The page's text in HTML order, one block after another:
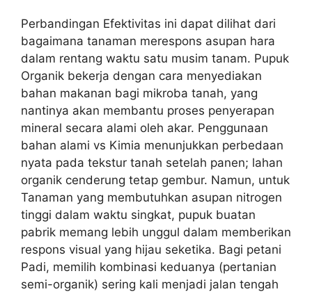
Perbandingan Efektivitas ini dapat dilihat dari
bagaimana tanaman merespons asupan hara
dalam rentang waktu satu musim tanam. Pupuk
Organik bekerja dengan cara menyediakan
bahan makanan bagi mikroba tanah, yang
nantinya akan membantu proses penyerapan
mineral secara alami oleh akar. Penggunaan
bahan alami vs Kimia menunjukkan perbedaan
nyata pada tekstur tanah setelah panen; lahan
organik cenderung tetap gembur. Namun, untuk
Tanaman yang membutuhkan asupan nitrogen
tinggi dalam waktu singkat, pupuk buatan
pabrik memang lebih unggul dalam memberikan
respons visual yang hijau seketika. Bagi petani
Padi, memilih kombinasi keduanya (pertanian
semi-organik) sering kali menjadi jalan tengah